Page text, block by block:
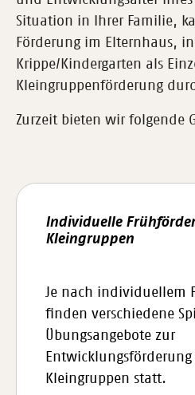
Situation in Ihrer Familie,
Förderung im Elternhaus,
Krippe/Kindergarten als
Kleingruppenförderung
Zurzeit bieten wir folgende
Individuelle
Kleingruppen
Je nach individuellem
finden verschiedene
Übungsangebote zur
Kleingruppen statt.